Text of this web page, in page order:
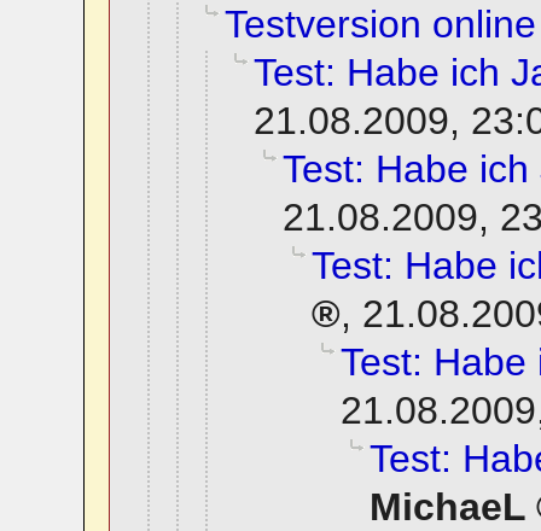
Testversion online
Test: Habe ich
21.08.2009,
Test: Habe
21.08.2009,
Test: Habe
,
Test:
Test:
MichaeL